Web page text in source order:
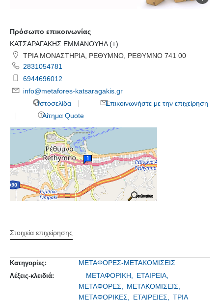
Πρόσωπο επικοινωνίας
ΚΑΤΣΑΡΑΓΑΚΗΣ ΕΜΜΑΝΟΥΗΛ (+)
ΤΡΙΑ ΜΟΝΑΣΤΗΡΙΑ, ΡΕΘΥΜΝΟ, ΡΕΘΥΜΝΟ 741 00
2831054781
6944696012
info@metafores-katsaragakis.gr
Ιστοσελίδα
Επικοινωνήστε με την επιχείρηση
Αίτημα Quote
Στοιχεία επιχείρησης
Κατηγορίες: ΜΕΤΑΦΟΡΕΣ-ΜΕΤΑΚΟΜΙΣΕΙΣ
Λέξεις-κλειδιά: ΜΕΤΑΦΟΡΙΚΗ,
ΕΤΑΙΡΕΙΑ,
ΜΕΤΑΦΟΡΕΣ,
ΜΕΤΑΚΟΜΙΣΕΙΣ,
ΜΕΤΑΦΟΡΙΚΕΣ,
ΕΤΑΙΡΕΙΕΣ,
ΤΡΙΑ